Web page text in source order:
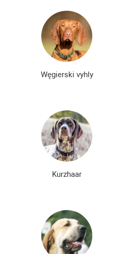
Węgierski vyhly
Kurzhaar